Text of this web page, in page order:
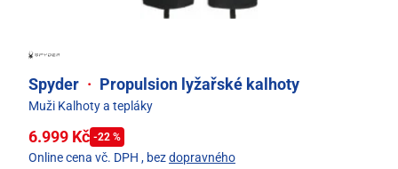
Spyder · Propulsion lyžařské kalhoty
Muži Kalhoty a tepláky
6.999 Kč -22 %
Online cena vč. DPH , bezdopravného